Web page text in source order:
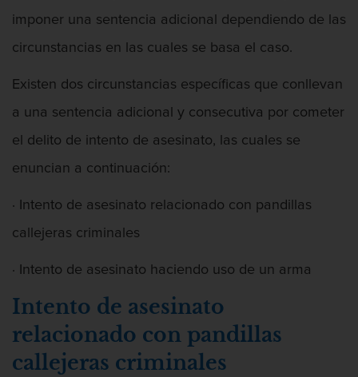
imponer una sentencia adicional dependiendo de las
circunstancias en las cuales se basa el caso.
Existen dos circunstancias específicas que conllevan
a una sentencia adicional y consecutiva por cometer
el delito de intento de asesinato, las cuales se
enuncian a continuación:
· Intento de asesinato relacionado con pandillas
callejeras criminales
· Intento de asesinato haciendo uso de un arma
Intento de asesinato
relacionado con pandillas
callejeras criminales